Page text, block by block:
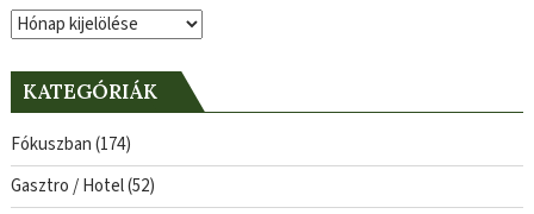
Archívum
KATEGÓRIÁK
Fókuszban(174)
Gasztro / Hotel(52)